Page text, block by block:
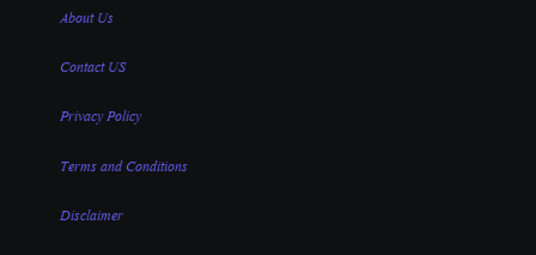
About Us
Contact US
Privacy Policy
Terms and Conditions
Disclaimer